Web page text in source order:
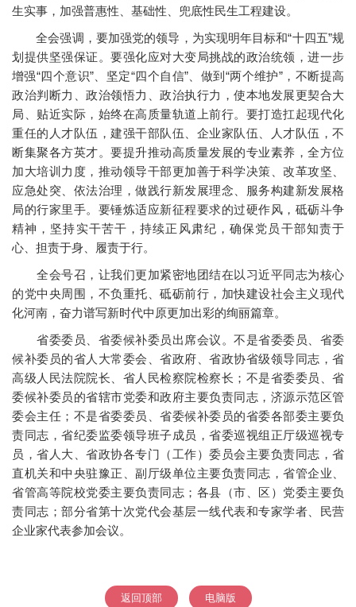
生实事，加强普惠性、基础性、兜底性民生工程建设。
全会强调，要加强党的领导，为实现明年目标和“十四五”规
划提供坚强保证。要强化应对大变局挑战的政治统领，进一步
增强“四个意识”、坚定“四个自信”、做到“两个维护”，不断提高
政治判断力、政治领悟力、政治执行力，使本地发展更契合大
局、贴近实际，始终在高质量轨道上前行。要打造扛起现代化
重任的人才队伍，建强干部队伍、企业家队伍、人才队伍，不
断集聚各方英才。要提升推动高质量发展的专业素养，全方位
加大培训力度，推动领导干部更加善于科学决策、改革攻坚、
应急处突、依法治理，做践行新发展理念、服务构建新发展格
局的行家里手。要锤炼适应新征程要求的过硬作风，砥砺斗争
精神，坚持实干苦干，持续正风肃纪，确保党员干部知责于
心、担责于身、履责于行。
全会号召，让我们更加紧密地团结在以习近平同志为核心
的党中央周围，不负重托、砥砺前行，加快建设社会主义现代
化河南，奋力谱写新时代中原更加出彩的绚丽篇章。
省委委员、省委候补委员出席会议。不是省委委员、省委
候补委员的省人大常委会、省政府、省政协省级领导同志，省
高级人民法院院长、省人民检察院检察长；不是省委委员、省
委候补委员的省辖市党委和政府主要负责同志，济源示范区管
委会主任；不是省委委员、省委候补委员的省委各部委主要负
责同志，省纪委监委领导班子成员，省委巡视组正厅级巡视专
员，省人大、省政协各专门（工作）委员会主要负责同志，省
直机关和中央驻豫正、副厅级单位主要负责同志，省管企业、
省管高等院校党委主要负责同志；各县（市、区）党委主要负
责同志；部分省第十次党代会基层一线代表和专家学者、民营
企业家代表参加会议。
返回顶部 电脑版